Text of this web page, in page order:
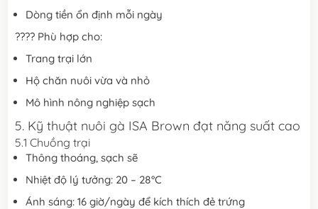
Dòng tiền ổn định mỗi ngày
???? Phù hợp cho:
Trang trại lớn
Hộ chăn nuôi vừa và nhỏ
Mô hình nông nghiệp sạch
5. Kỹ thuật nuôi gà ISA Brown đạt năng suất cao
5.1 Chuồng trại
Thông thoáng, sạch sẽ
Nhiệt độ lý tưởng: 20 – 28°C
Ánh sáng: 16 giờ/ngày để kích thích đẻ trứng